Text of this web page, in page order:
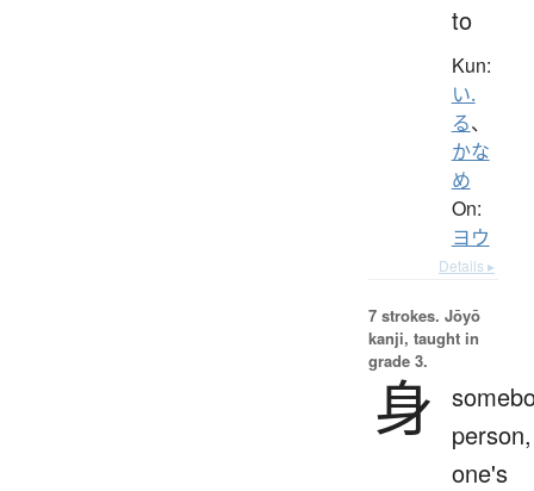
to
Kun:
い.
る、
かな
め
On:
ヨウ
Details ▸
7 strokes. Jōyō
kanji, taught in
grade 3.
身
person,
one's